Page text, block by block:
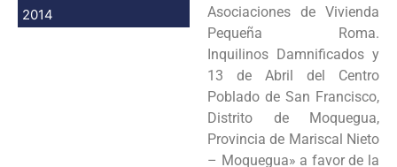
2014
Asociaciones de Vivienda
Pequeña Roma.
Inquilinos Damnificados y
13 de Abril del Centro
Poblado de San Francisco,
Distrito de Moquegua,
Provinciade Mariscal Nieto
– Moquegua» a favor de la